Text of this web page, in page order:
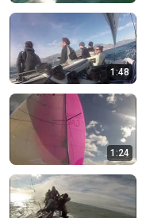
1:48
1:24